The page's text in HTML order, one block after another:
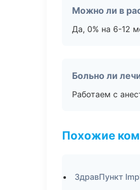
Можно ли в
Да, 0% на 6-12
Больно ли
Работаем с
Похожие
ЗдравПункт